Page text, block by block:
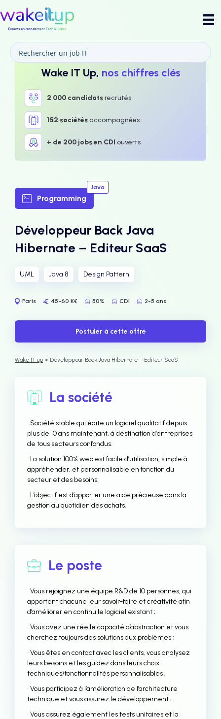
Wake IT Up, nos chiffres clés
2 000 candidatsrecrutés
152 sociétésaccompagnées
+ de 200 jobs en CDI ouverts
Programming
Java
Développeur Back Java
Hibernate – Editeur SaaS
UML Java 8 Design Pattern
Paris 45-60 K€ 50% CDI 2-5 ans
Postuler à cette offre
Wake IT up > Développeur Back Java Hibernate – Editeur SaaS
La société
• Société stable qui édite un logiciel qualitatif depuis
plus de 10 ans maintenant, à destination d’entreprises
de tous secteurs confondus.
• La solution 100% web est facile d’utilisation, simple à
appréhender, et personnalisable en fonction du
secteur et des besoins.
• L’objectif est d’apporter une aide précieuse dans la
gestion au quotidien des achats.
Le poste
• Vous rejoignez une équipe R&D de 10 personnes, qui
apportent chacune leur savoir-faire et créativité afin
d’améliorer en continu le logiciel existant ;
• Vous avez une réelle capacité d’abstraction et vous
cherchez toujours des solutions aux problèmes ;
• Vous êtes en contact avec les clients, vous analysez
leurs besoins et les guidez dans leurs choix
techniques/fonctionnalités personnalisables ;
• Vous participez à l’amélioration de l’architecture
technique et vous assurez le développement ;
• Vous assurez également les tests unitaires et la